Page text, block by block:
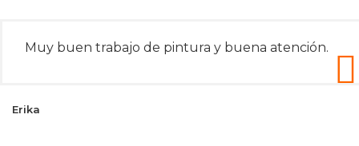
Muy buen trabajo de pintura y buena atención.
Erika